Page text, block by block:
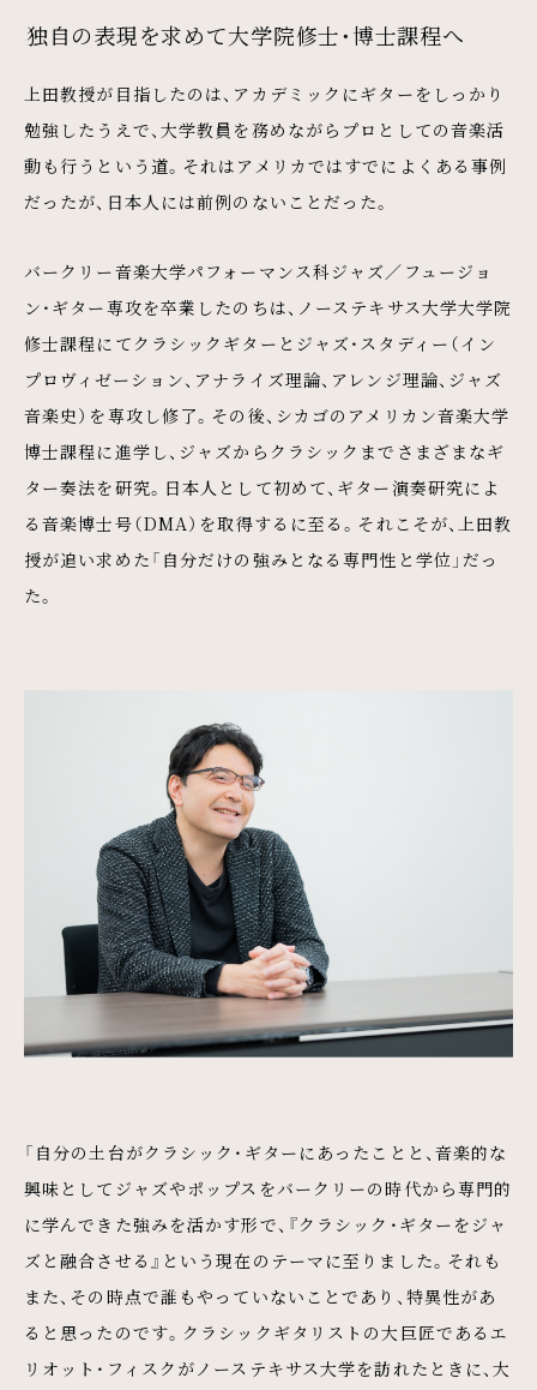
独自の表現を求めて大学院修士・博士課程へ
上田教授が目指したのは、アカデミックにギターをしっかり
勉強したうえで、大学教員を務めながらプロとしての音楽活
動も行うという道。それはアメリカではすでによくある事例
だったが、日本人には前例のないことだった。
バークリー音楽大学パフォーマンス科ジャズ／フュージョ
ン・ギター専攻を卒業したのちは、ノーステキサス大学大学院
修士課程にてクラシックギターとジャズ・スタディー（イン
プロヴィゼーション、アナライズ理論、アレンジ理論、ジャズ
音楽史）を専攻し修了。その後、シカゴのアメリカン音楽大学
博士課程に進学し、ジャズからクラシックまでさまざまなギ
ター奏法を研究。日本人として初めて、ギター演奏研究によ
る音楽博士号（DMA）を取得するに至る。それこそが、上田教
授が追い求めた「自分だけの強みとなる専門性と学位」だっ
た。
「自分の土台がクラシック・ギターにあったことと、音楽的な
興味としてジャズやポップスをバークリーの時代から専門的
に学んできた強みを活かす形で、『クラシック・ギターをジャ
ズと融合させる』という現在のテーマに至りました。それも
また、その時点で誰もやっていないことであり、特異性があ
ると思ったのです。クラシックギタリストの大巨匠であるエ
リオット・フィスクがノーステキサス大学を訪れたときに、大